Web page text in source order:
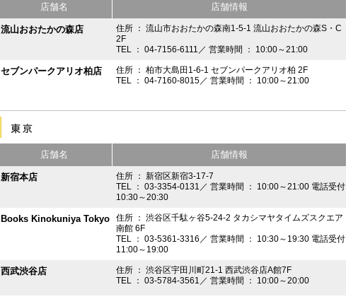
店舗名 店舗情報
流山おおたかの森店
住所 ： 流山市おおたかの森南1-5-1 流山おおたかの森S・C
2F
TEL ： 04-7156-6111／ 営業時間 ： 10:00～21:00
セブンパークアリオ柏店
住所 ： 柏市大島田1-6-1 セブンパークアリオ柏 2F
TEL ： 04-7160-8015／ 営業時間 ： 10:00～21:00
店舗名 店舗情報
新宿本店
住所 ： 新宿区新宿3-17-7
TEL ： 03-3354-0131／ 営業時間 ： 10:00～21:00 電話受付
10:30～20:30
Books Kinokuniya Tokyo
住所 ： 渋谷区千駄ヶ谷5-24-2 タカシマヤタイムズスクエア
南館 6F
TEL ： 03-5361-3316／ 営業時間 ： 10:30～19:30 電話受付
11:00～19:00
西武渋谷店
住所 ： 渋谷区宇田川町21-1 西武渋谷店A館7F
TEL ： 03-5784-3561／ 営業時間 ： 10:00～20:00